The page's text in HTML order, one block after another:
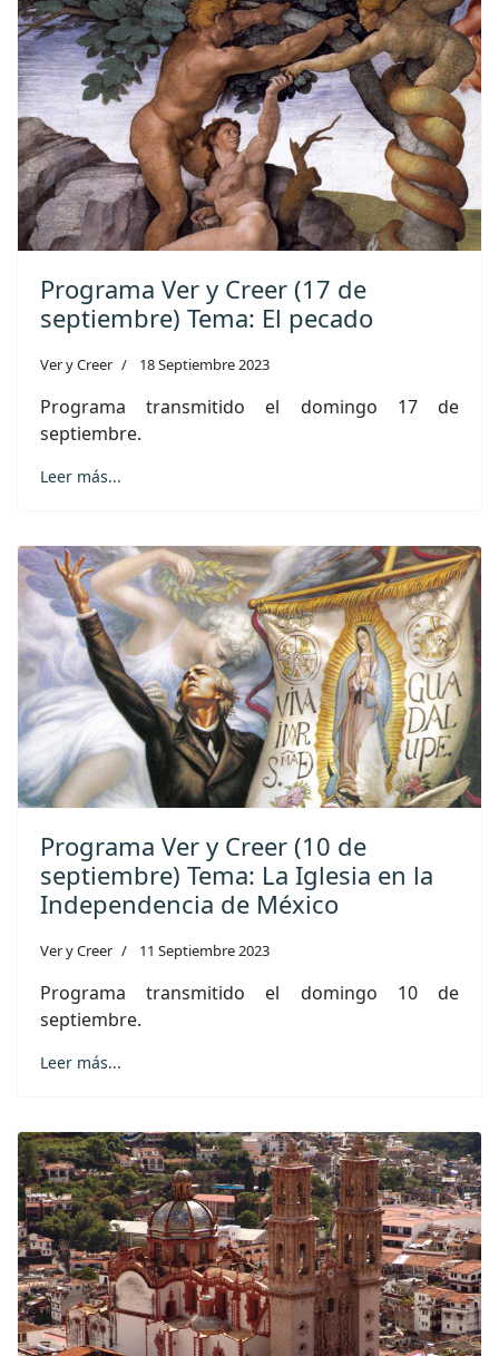
Programa Ver y Creer (17 de
septiembre) Tema: El pecado
Ver y Creer 18 Septiembre 2023
Programa transmitido el domingo 17 de
septiembre.
Leer más...
Programa Ver y Creer (10 de
septiembre) Tema: La Iglesia en la
Independencia de México
Ver y Creer 11 Septiembre 2023
Programa transmitido el domingo 10 de
septiembre.
Leer más...